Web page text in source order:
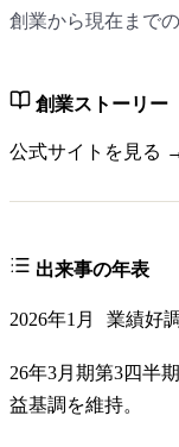
創業から現在まで
創業ストーリー
公式サイトを見る
出来事の年表
2026年1月 業績好調
26年3月期第3四半
益基調を維持。